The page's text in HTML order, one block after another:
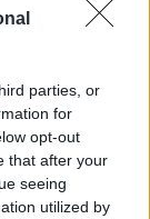
parties, or
for
opt-out
that after your
seeing
utilized by
Pejë